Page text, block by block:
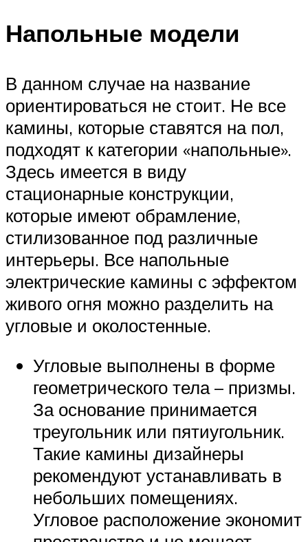
Напольные модели
В данном случае на название
ориентироваться не стоит. Не все
камины, которые ставятся на пол,
подходят к категории «напольные».
Здесь имеется в виду
стационарные конструкции,
которые имеют обрамление,
стилизованное под различные
интерьеры. Все напольные
электрические камины с эффектом
живого огня можно разделить на
угловые и околостенные.
Угловые выполнены в форме
геометрического тела – призмы.
За основание принимается
треугольник или пятиугольник.
Такие камины дизайнеры
рекомендуют устанавливать в
небольших помещениях.
Угловое расположение экономит